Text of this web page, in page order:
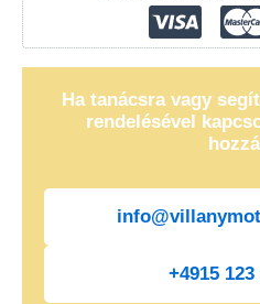
Ha tanácsra vagy
rendelésével
+4915 123